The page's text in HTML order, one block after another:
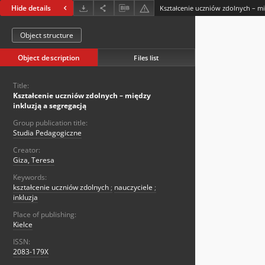
Hide details Kształcenie uczniów zdolnych –
Object structure
Object description Files list
Title:
Kształcenie uczniów zdolnych – między
inkluzją a segregacją
Group publication title:
Studia Pedagogiczne
Creator:
Giza, Teresa
Keywords:
kształcenie uczniów zdolnych ; nauczyciele ;
inkluzja
Place of publishing:
Kielce
ISSN:
2083-179X